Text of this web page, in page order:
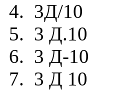
4. 3Д/10
5. 3 Д.10
6. 3 Д-10
7. 3 Д 10